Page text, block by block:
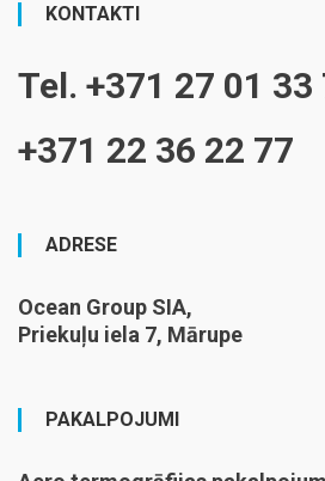
KONTAKTI
Tel. +371 27 01 33
+371 22 36 22 77
ADRESE
Ocean Group SIA,
Priekuļu iela 7, Mārupe
PAKALPOJUMI